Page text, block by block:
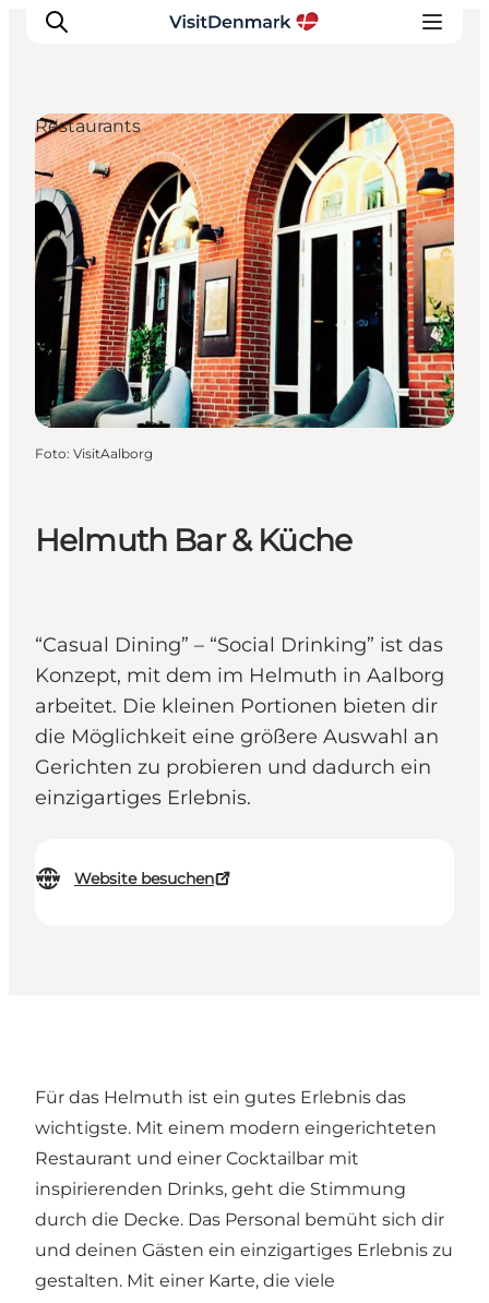
Inspiration
Regionen
Erlebnisse
Unterkünfte
Reiseplanung
Helmuth Bar & Küche
“Casual Dining” – “Social Drinking” ist das
Konzept, mit dem im Helmuth in Aalborg
arbeitet. Die kleinen Portionen bieten dir
die Möglichkeit eine größere Auswahl an
Gerichten zu probieren und dadurch ein
einzigartiges Erlebnis.
Website besuchen
Restaurants
Foto: VisitAalborg
Für das Helmuth ist ein gutes Erlebnis das
wichtigste. Mit einem modern eingerichteten
Restaurant und einer Cocktailbar mit
inspirierenden Drinks, geht die Stimmung
durch die Decke. Das Personal bemüht sich dir
und deinen Gästen ein einzigartiges Erlebnis zu
gestalten. Mit einer Karte, die viele